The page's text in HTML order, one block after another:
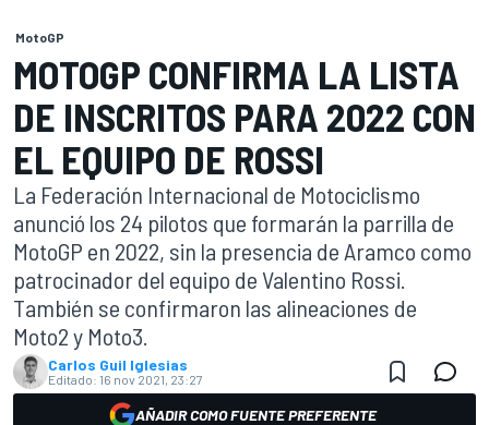
MotoGP
MOTOGP CONFIRMA LA LISTA
DE INSCRITOS PARA 2022 CON
EL EQUIPO DE ROSSI
La Federación Internacional de Motociclismo
anunció los 24 pilotos que formarán la parrilla de
MotoGP en 2022, sin la presencia de Aramco como
patrocinador del equipo de Valentino Rossi.
También se confirmaron las alineaciones de
Moto2 y Moto3.
Carlos Guil Iglesias
Editado: 16 nov 2021, 23:27
AÑADIR COMO FUENTE PREFERENTE